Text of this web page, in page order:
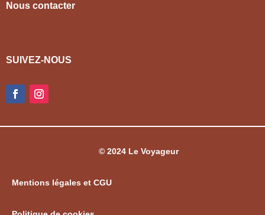
Nous contacter
SUIVEZ-NOUS
© 2024 Le Voyageur
Mentions légales et CGU